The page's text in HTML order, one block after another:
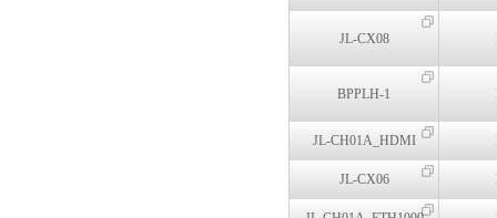
JL-CX08
BPPLH-1
JL-CH01A_HDMI
JL-CX06